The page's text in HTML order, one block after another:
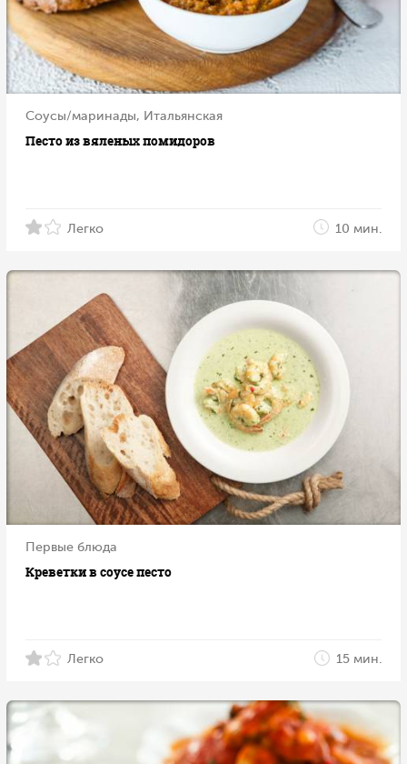
Соусы/маринады, Итальянская
Песто из вяленых помидоров
Легко 10 мин.
Первые блюда
Креветки в соусе песто
Легко 15 мин.